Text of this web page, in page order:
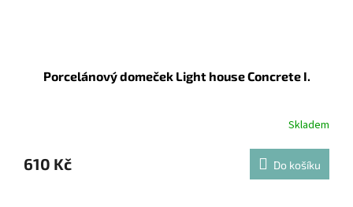
Porcelánový domeček Light house Concrete I.
Skladem
610 Kč Do košíku